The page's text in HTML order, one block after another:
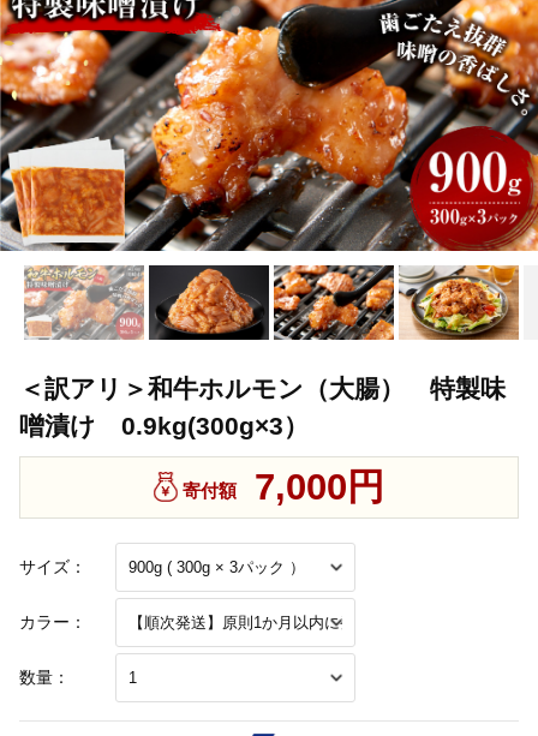
＜訳アリ＞和牛ホルモン（大腸） 特製味
噌漬け 0.9kg(300g×3）
サイズ：
カラー：
数量：
寄付額 7,000円